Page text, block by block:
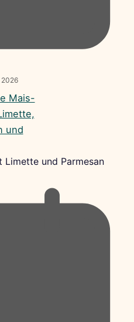
2026
Limette und Parmesan